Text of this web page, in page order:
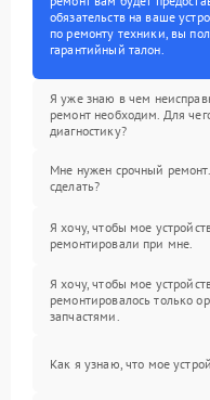
обязательств на ваше
по ремонту техники, вы
гарантийный талон.
Я уже знаю в чем
ремонт необходим. Для
диагностику?
Мне нужен срочный
сделать?
Я хочу, чтобы мое
ремонтировали при мне.
Я хочу, чтобы мое
ремонтировалось только
запчастями.
Как я узнаю, что мое